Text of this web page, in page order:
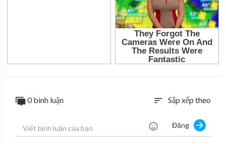
0 bình luận sort Sắp xếp theo
Đăng